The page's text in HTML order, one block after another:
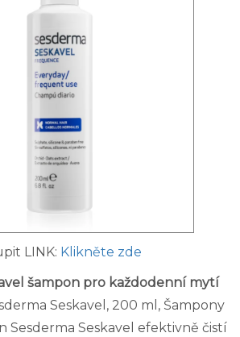
LINK: Klikněte zde
šampon pro každodenní mytí
Seskavel, 200 ml, Šampony
Sesderma Seskavel efektivně čistí